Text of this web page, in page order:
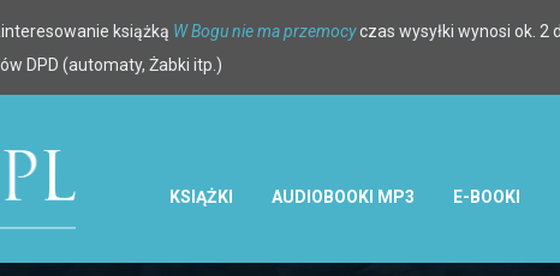
książką W Bogu nie ma przemocyczas wysyłki wynosi ok. 2
DPD (automaty, Żabki itp.)
KSIĄŻKI AUDIOBOOKI MP3 E-BOOKI